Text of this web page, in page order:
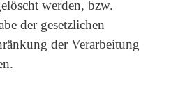
werden, bzw.
der gesetzlichen
der Verarbeitung